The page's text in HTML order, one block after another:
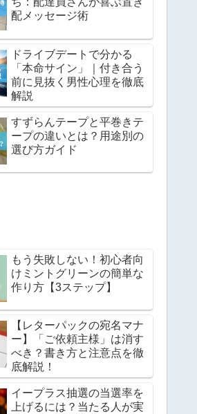
配メッセージ術
ドライブデートで分かる
「本命サイン」｜付き合う
前に見抜く男性心理を徹底
解説
すずらんテープと平巻きテ
ープの違いとは？用途別の
選び方ガイド
もう失敗しない！初心者向
けミントグリーンの簡単な
作り方【3ステップ】
【レターパックの宛名マナ
ー】「ご依頼主様」は消す
べき？書き方と注意点を徹
底解説！
イープラス抽選の当選率を
上げるには？当たる人が実